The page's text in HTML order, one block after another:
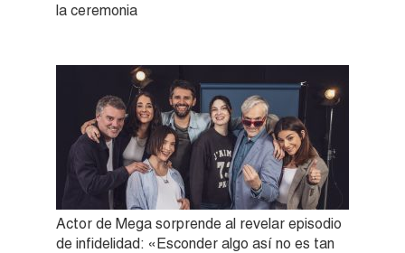
la ceremonia
Actor de Mega sorprende al revelar episodio
de infidelidad: «Esconder algo así no es tan